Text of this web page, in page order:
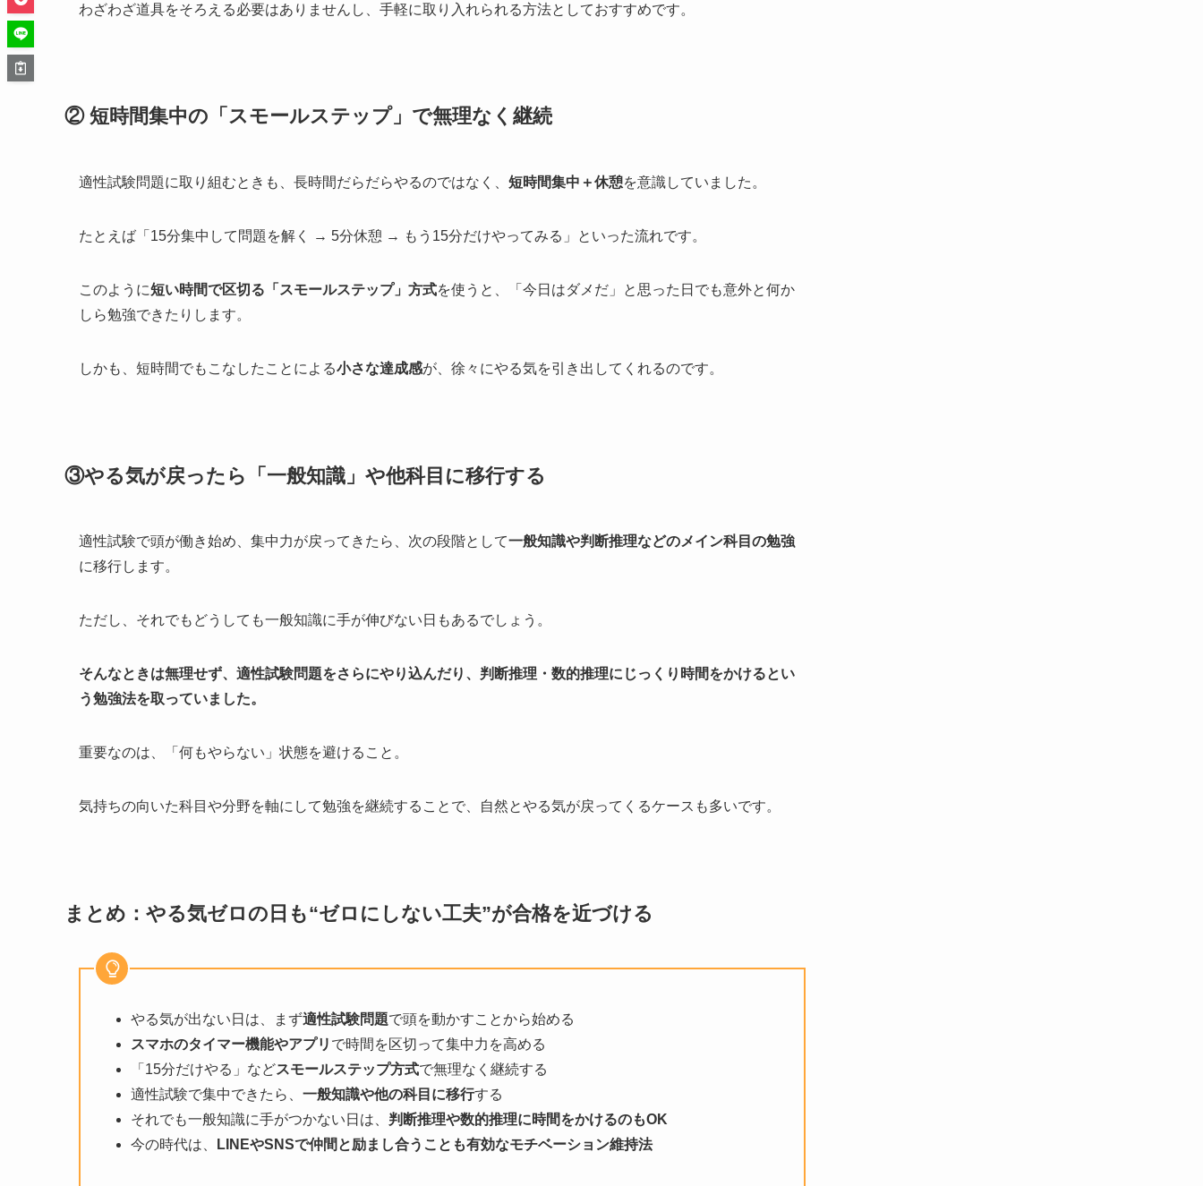
わざわざ道具をそろえる必要はありませんし、手軽に取り入れられる方法としておすすめです。
② 短時間集中の「スモールステップ」で無理なく継続
適性試験問題に取り組むときも、長時間だらだらやるのではなく、 短時間集中＋休憩を意識していました。
たとえば「15分集中して問題を解く → 5分休憩 → もう15分だけやってみる」といった流れです。
このように短い時間で区切る「スモールステップ」方式を使うと、「今日はダメだ」と思った日でも意外と何か
しら勉強できたりします。
しかも、短時間でもこなしたことによる小さな達成感が、徐々にやる気を引き出してくれるのです。
③やる気が戻ったら「一般知識」や他科目に移行する
適性試験で頭が働き始め、集中力が戻ってきたら、次の段階として一般知識や判断推理などのメイン科目の勉強
に移行します。
ただし、それでもどうしても一般知識に手が伸びない日もあるでしょう。
そんなときは無理せず、適性試験問題をさらにやり込んだり、判断推理・数的推理にじっくり時間をかけるとい
う勉強法を取っていました。
重要なのは、「何もやらない」状態を避けること。
気持ちの向いた科目や分野を軸にして勉強を継続することで、自然とやる気が戻ってくるケースも多いです。
まとめ：やる気ゼロの日も“ゼロにしない工夫”が合格を近づける
やる気が出ない日は、まず適性試験問題で頭を動かすことから始める
スマホのタイマー機能やアプリ で時間を区切って集中力を高める
「15分だけやる」などスモールステップ方式で無理なく継続する
適性試験で集中できたら、 一般知識や他の科目に移行する
それでも一般知識に手がつかない日は、 判断推理や数的推理に時間をかけるのもOK
今の時代は、
LINEやSNSで仲間と励まし合うことも有効なモチベーション維持法